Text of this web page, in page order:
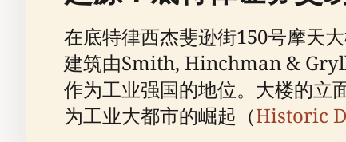
在底特律西杰斐逊街150号摩天
建筑由Smith, Hinchman &
作为工业强国的地位。大楼的立
为工业大都市的崛起（Historic